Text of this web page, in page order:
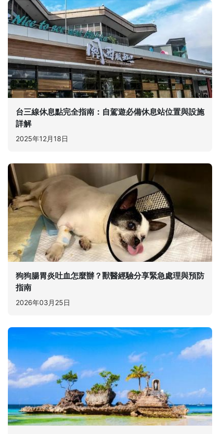
台三線休息點完全指南：自駕遊必備休息站位置與設施
詳解
2025年12月18日
狗狗腸胃炎吐血怎麼辦？獸醫經驗分享緊急處理與預防
指南
2026年03月25日